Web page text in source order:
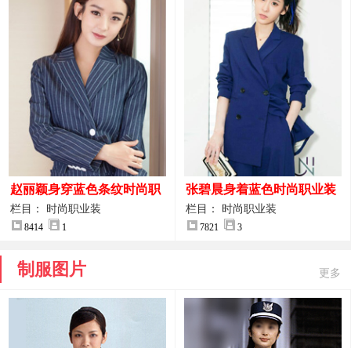
赵丽颖身穿蓝色条纹时尚职
业装图片
栏目： 时尚职业装
8414 1
张碧晨身着蓝色时尚职业装
服装图片
栏目： 时尚职业装
7821 3
制服图片 更多